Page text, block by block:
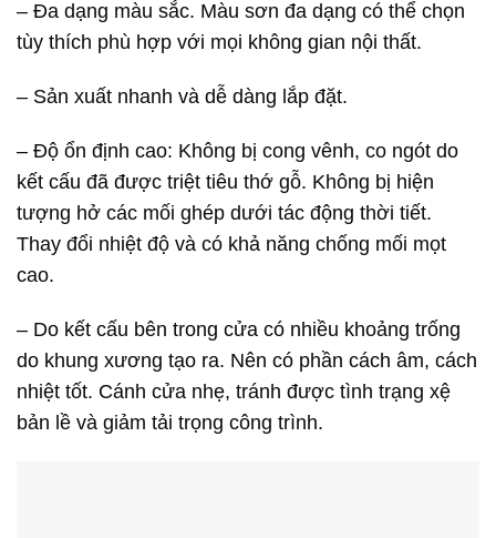
– Đa dạng màu sắc. Màu sơn đa dạng có thể chọn
tùy thích phù hợp với mọi không gian nội thất.
– Sản xuất nhanh và dễ dàng lắp đặt.
– Độ ổn định cao: Không bị cong vênh, co ngót do
kết cấu đã được triệt tiêu thớ gỗ. Không bị hiện
tượng hở các mối ghép dưới tác động thời tiết.
Thay đổi nhiệt độ và có khả năng chống mối mọt
cao.
– Do kết cấu bên trong cửa có nhiều khoảng trống
do khung xương tạo ra. Nên có phần cách âm, cách
nhiệt tốt. Cánh cửa nhẹ, tránh được tình trạng xệ
bản lề và giảm tải trọng công trình.